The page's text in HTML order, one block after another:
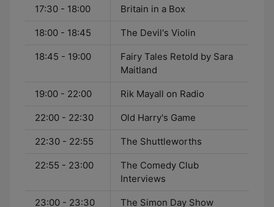
17:30 - 18:00 Britain in a Box
18:00 - 18:45 The Devil's Violin
18:45 - 19:00
Fairy Tales Retold by Sara
Maitland
19:00 - 22:00 Rik Mayall on Radio
22:00 - 22:30 Old Harry's Game
22:30 - 22:55 The Shuttleworths
22:55 - 23:00
The Comedy Club
Interviews
23:00 - 23:30 The Simon Day Show